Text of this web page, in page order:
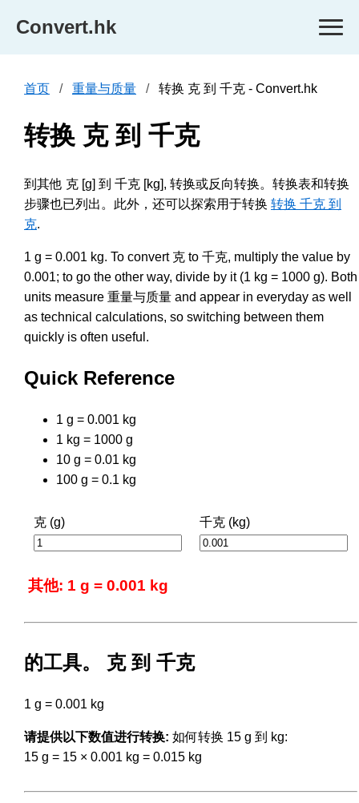
Convert.hk
首页 重量与质量 转换 克 到 千克 - Convert.hk
转换 克 到 千克
到其他 克 [g] 到 千克 [kg], 转换或反向转换。转换表和转换
步骤也已列出。此外，还可以探索用于转换 转换 千克 到
克.
1 g = 0.001 kg. To convert 克 to 千克, multiply the value by
0.001; to go the other way, divide by it (1 kg = 1000 g). Both
units measure 重量与质量 and appear in everyday as well
as technical calculations, so switching between them
quickly is often useful.
Quick Reference
1 g = 0.001 kg
1 kg = 1000 g
10 g = 0.01 kg
100 g = 0.1 kg
克 (g) 千克 (kg)
其他: 1 g = 0.001 kg
的工具。 克 到 千克
1 g = 0.001 kg
请提供以下数值进行转换: 如何转换 15 g 到 kg:
15 g = 15 × 0.001 kg = 0.015 kg